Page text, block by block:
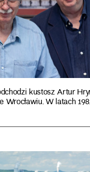
kustosz Artur
Wrocławiu. W latach